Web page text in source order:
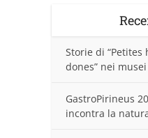
Storie di “Petites
dones” nei
GastroPirineus
incontra la